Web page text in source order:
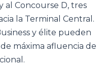
al Concourse D, tres
la Terminal Central.
y élite pueden
máxima afluencia de